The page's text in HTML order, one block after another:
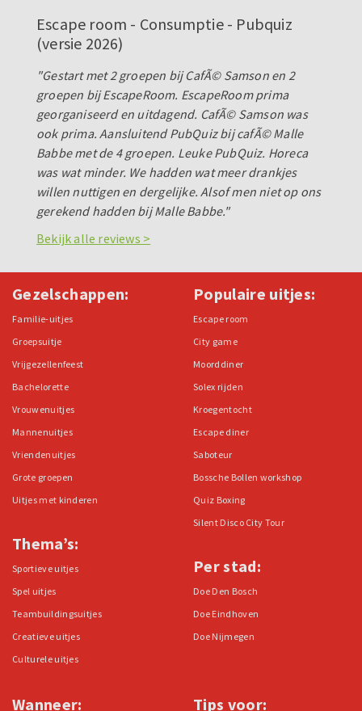
Escape room - Consumptie - Pubquiz
(versie 2026)
"Gestart met 2 groepen bij CafÃ© Samson en 2
groepen bij EscapeRoom. EscapeRoom prima
georganiseerd en uitdagend. CafÃ© Samson was
ook prima. Aansluitend PubQuiz bij cafÃ© Malle
Babbe met de 4 groepen. Leuke PubQuiz. Horeca
was wat minder. We hadden wat meer drankjes
willen nuttigen en dergelijke. Alsof men niet op ons
gerekend hadden bij Malle Babbe."
Bekijk alle reviews >
Gezelschappen:
Familie-uitjes
Groepsuitje
Vrijgezellenfeest
Bachelorette
Vrouwenuitjes
Mannenuitjes
Vriendenuitjes
Grote groepen
Uitjes met kinderen
Thema’s:
Sportieve uitjes
Spel uitjes
Teambuildingsuitjes
Creatieve uitjes
Culturele uitjes
Populaire uitjes:
Escape room
City game
Moorddiner
Solex rijden
Kroegentocht
Escape diner
Saboteur
Bossche Bollen workshop
Quiz Boxing
Silent Disco City Tour
Per stad:
Doe Den Bosch
Doe Eindhoven
Doe Nijmegen
Wanneer: Tips voor: